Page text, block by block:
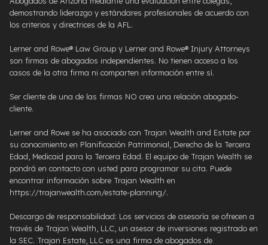
demostrando liderazgo y estándares profesionales de acuerdo con
los criterios y directrices de la AFL.
Lerner and Rowe® Law Group y Lerner and Rowe® Injury Attorneys
son firmas de abogados independientes. No tienen acceso a los
casos de la otra firma ni comparten información entre sí.
Ser cliente de una de las firmas NO crea una relación abogado-
cliente.
Lerner and Rowe se ha asociado con Trajan Wealth and Estate por
su conocimiento en Planificación Patrimonial, Derecho de la Tercera
Edad, Medicaid para la Tercera Edad. El equipo de Trajan Wealth se
pondrá en contacto con usted para programar su cita. Puede
encontrar información sobre Trajan Wealth en
https://trajanwealth.com/estate-planning/.
Descargo de responsabilidad: Los servicios de asesoría se ofrecen a
través de Trajan Wealth, LLC, un asesor de inversiones registrado en
la SEC. Trajan Estate, LLC es una firma de abogados de